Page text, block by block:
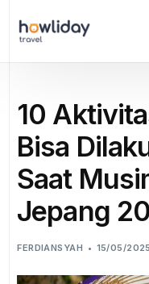
10
Bisa
Saat
Jepang
FERDIANSYAH 15/05/2025